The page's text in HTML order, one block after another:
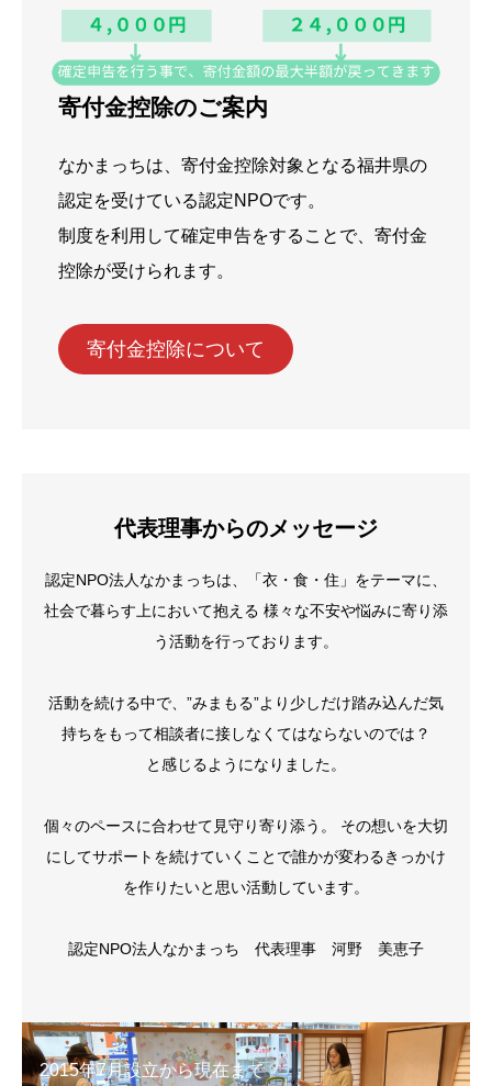
寄付金控除のご案内
なかまっちは、寄付金控除対象となる福井県の
認定を受けている認定NPOです。
制度を利用して確定申告をすることで、寄付金
控除が受けられます。
寄付金控除について
代表理事からのメッセージ
認定NPO法人なかまっちは、「衣・食・住」をテーマに、
社会で暮らす上において抱える 様々な不安や悩みに寄り添
う活動を行っております。
活動を続ける中で、”みまもる”より少しだけ踏み込んだ気
持ちをもって相談者に接しなくてはならないのでは？
と感じるようになりました。
個々のペースに合わせて見守り寄り添う。 その想いを大切
にしてサポートを続けていくことで誰かが変わるきっかけ
を作りたいと思い活動しています。
認定NPO法人なかまっち 代表理事 河野 美恵子
2015年7月設立から現在まで